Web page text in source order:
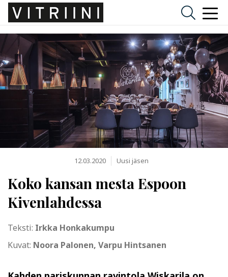
12.03.2020 Uusi jäsen
Koko kansan mesta Espoon
Kivenlahdessa
Teksti: Irkka Honkakumpu
Kuvat: Noora Palonen, Varpu Hintsanen